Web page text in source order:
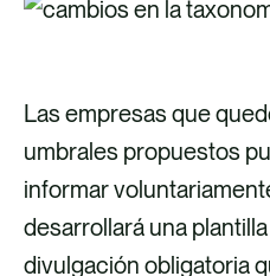
Las empresas que
umbrales propuestos
informar
desarrollará una
divulgación obligatoria